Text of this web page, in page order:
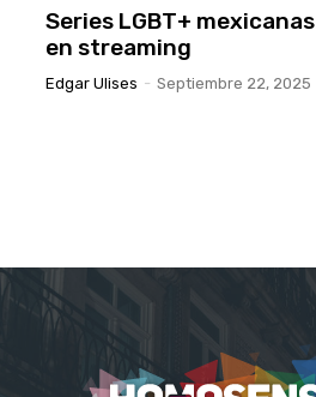
Series LGBT+
en streaming
Edgar Ulises - Septiembre 22, 2025